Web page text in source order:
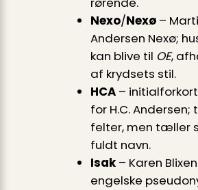
Nexo/Nexø–
Andersen Nexø;
kan blive til OE,
af krydsets stil.
HCA–
for H.C. Andersen;
felter, men tæller
fuldt navn.
Isak– Karen
engelske